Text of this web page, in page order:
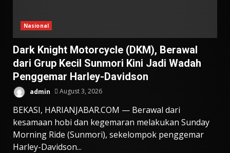
Nasional
Dark Knight Motorcycle (DKM), Berawal
dari Grup Kecil Sunmori Kini Jadi Wadah
Penggemar Harley-Davidson
admin August 3, 2026
BEKASI, HARIANJABAR.COM — Berawal dari
kesamaan hobi dan kegemaran melakukan Sunday
Morning Ride (Sunmori), sekelompok penggemar
Harley-Davidson...